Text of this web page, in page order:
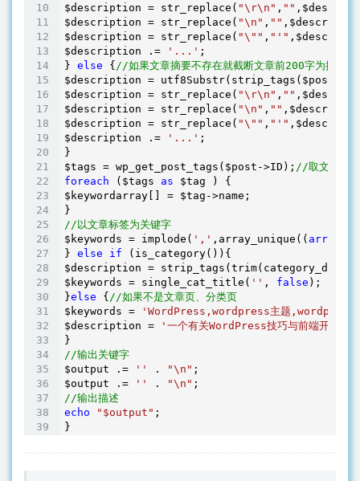
$description = str_replace( "\r\n" , ""
$description = str_replace( "\n" , ""
$description = str_replace( "\"" , "'"
$description .=
'...' ;
} else { //如果文章摘要不存在就截断文章前200字为描述
$description = utf8Substr(strip_tags($post-
$description = str_replace( "\r\n" , ""
$description = str_replace( "\n" , ""
$description = str_replace( "\"" , "'"
$description .=
'...' ;
}
$tags = wp_get_post_tags($post->ID); //取文章标签
foreach ($tags as $tag ) {
$keywordarray[] = $tag->name;
//以文章标签为关键字
$keywords = implode( ',' ,array_unique(( array
} else if (is_category()){
$description =
$keywords = single_cat_title( '' , false );
}else { //如果不是文章页、分类页
$keywords =
'WordPress,wordpress主题,wordpress
$description =
'一个有关WordPress技巧与前端开发知
//输出关键字
$output .=
'' . "\n" ;
$output .=
'' . "\n"
//输出描述
echo
"$output" ;
}